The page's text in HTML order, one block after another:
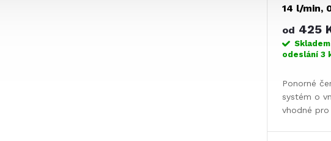
14 l/min,
od 425
odeslání 3
Ponorné
systém o
vhodné